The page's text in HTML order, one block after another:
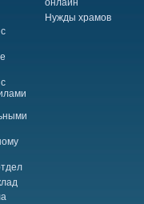
онлайн
Нужды храмов